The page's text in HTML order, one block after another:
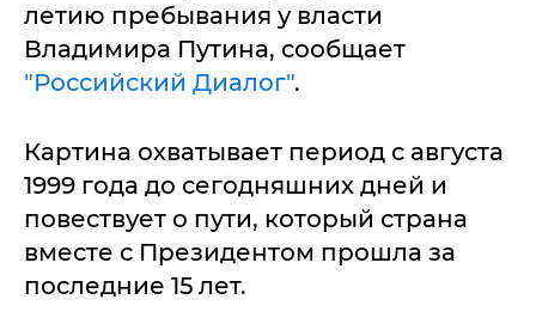
летию пребывания у власти
Владимира Путина, сообщает
"Российский Диалог".
Картина охватывает период с августа
1999 года до сегодняшних дней и
повествует о пути, который страна
вместе с Президентом прошла за
последние 15 лет.